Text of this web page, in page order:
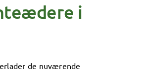
i
de nuværende